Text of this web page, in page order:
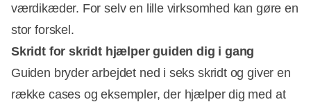
værdikæder. For selv en lille virksomhed kan gøre en
stor forskel.
Skridt for skridt hjælper guiden dig i gang
Guiden bryder arbejdet ned i seks skridt og giver en
række cases og eksempler, der hjælper dig med at